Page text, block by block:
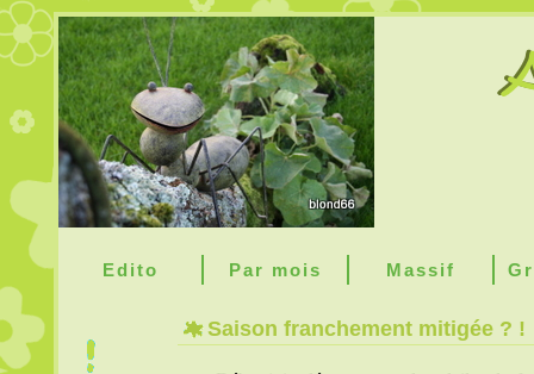
Edito Par mois Massif
Saison franchement mitigée ? !